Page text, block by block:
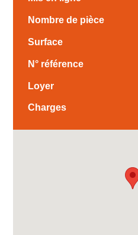
Nombre de pièce
Surface
N° référence
Loyer
Charges